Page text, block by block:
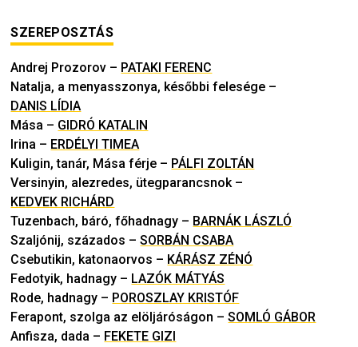
SZEREPOSZTÁS
Andrej Prozorov – PATAKI FERENC
Natalja, a menyasszonya, későbbi felesége –
DANIS LÍDIA
Mása – GIDRÓ KATALIN
Irina – ERDÉLYI TIMEA
Kuligin, tanár, Mása férje – PÁLFI ZOLTÁN
Versinyin, alezredes, ütegparancsnok–
KEDVEK RICHÁRD
Tuzenbach, báró, főhadnagy – BARNÁK LÁSZLÓ
Szaljónij, százados –SORBÁN CSABA
Csebutikin, katonaorvos – KÁRÁSZ ZÉNÓ
Fedotyik, hadnagy – LAZÓK MÁTYÁS
Rode, hadnagy – POROSZLAY KRISTÓF
Ferapont, szolga az elöljáróságon –SOMLÓ GÁBOR
Anfisza, dada – FEKETE GIZI